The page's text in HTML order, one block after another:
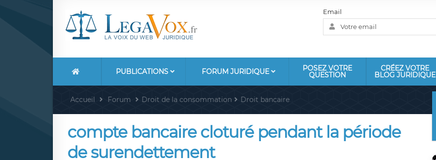
Email
PUBLICATIONS FORUM JURIDIQUE POSEZ VOTRE
QUESTION
CRÉEZ VOTRE
BLOG JURIDIQUE
Accueil Forum Droit de la consommation Droit bancaire
compte bancaire cloturé pendant la période
de surendettement